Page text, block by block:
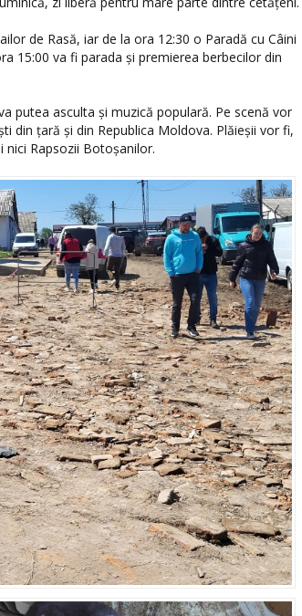
de Rasă, iar de la ora 12:30 o Paradă cu Câini
15:00 va fi parada și premierea berbecilor din
putea asculta și muzică populară. Pe scenă vor
din țară și din Republica Moldova. Plăieșii vor fi,
Rapsozii Botoșanilor.